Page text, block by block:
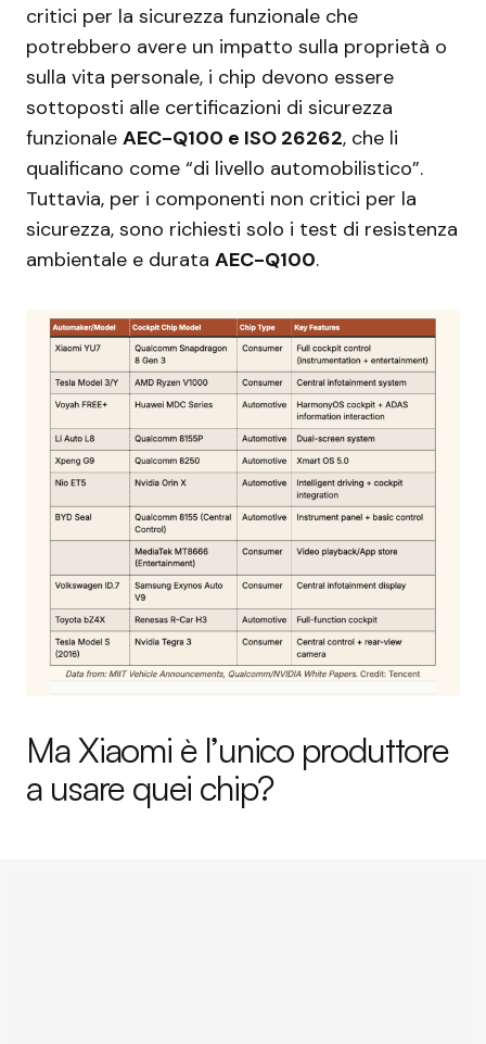
critici per la sicurezza funzionale che
potrebbero avere un impatto sulla proprietà o
sulla vita personale, i chip devono essere
sottoposti alle certificazioni di sicurezza
funzionale AEC-Q100 e ISO 26262, che li
qualificano come “di livello automobilistico”.
Tuttavia, per i componenti non critici per la
sicurezza, sono richiesti solo i test di resistenza
ambientale e durata AEC-Q100.
Ma Xiaomi è l’unico produttore
a usare quei chip?